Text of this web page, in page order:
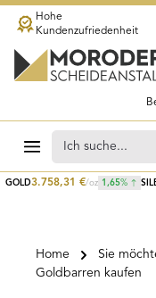
Zum Hauptinhalt
GOLD3.758,31 €/oz 1,65%
Hohe
Kundenzufriedenheit
Home Sie
Goldbarren kaufen